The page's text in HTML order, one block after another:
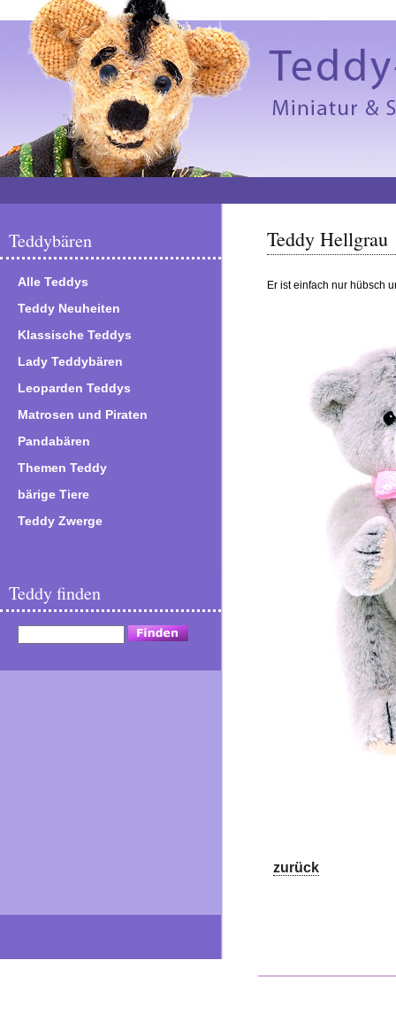
Teddybären
Alle Teddys
Teddy Neuheiten
Klassische Teddys
Lady Teddybären
Leoparden Teddys
Matrosen und Piraten
Pandabären
Themen Teddy
bärige Tiere
Teddy Zwerge
Teddy finden
Teddy Hellgrau
Er ist einfach nur hübsch
zurück